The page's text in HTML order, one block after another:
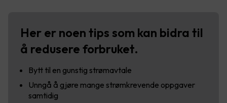
Her er noen tips som kan bidra til
å redusere forbruket.
Bytt til en gunstig strømavtale
Unngå å gjøre mange strømkrevende oppgaver
samtidig